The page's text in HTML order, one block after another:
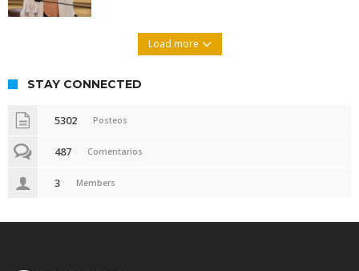
Load more
STAY CONNECTED
5302 Posteos
487 Comentarios
3 Members